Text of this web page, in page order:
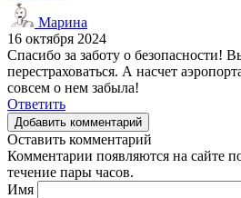
Марина
16 октября 2024
Спасибо за заботу о безопасности!
перестраховаться. А насчет
совсем о нем забыла!
Ответить
Добавить комментарий
Оставить комментарий
Комментарии появляются на сайте
течение пары часов.
Имя